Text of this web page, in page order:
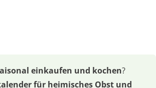
einkaufen und kochen?
für heimisches Obst und